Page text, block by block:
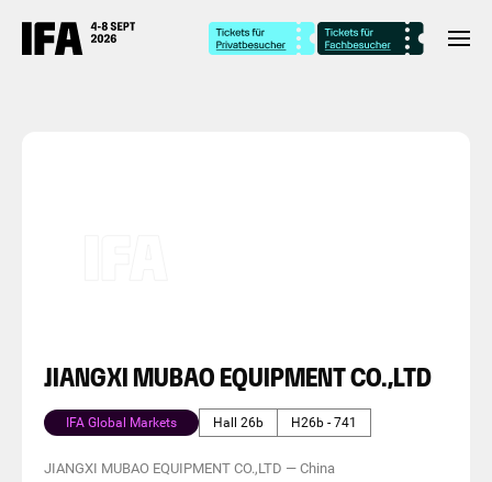
JIANGXI MUBAO EQUIPMENT CO.,LTD
IFA Global Markets Hall 26b H26b - 741
JIANGXI MUBAO EQUIPMENT CO.,LTD — China